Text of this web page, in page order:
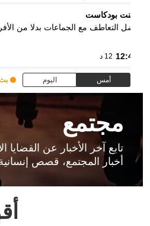
بوينت بودكاست
نفضل التعاطف مع الجماعات بدلا من
12:48 12 د
أمس اليوم
مجتمع
تابع آخر الأخبار عن
أخبار المجتمع، قصص